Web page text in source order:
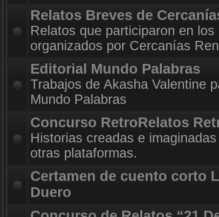
Relatos Breves de
Relatos que participaron en
organizados por Cercanías
Editorial Mundo Palabras
Trabajos de Akasha Valentine
Mundo Palabras
Concurso RetroRelatos
Historias creadas e
otras plataformas.
Certamen de cuento corto
Duero